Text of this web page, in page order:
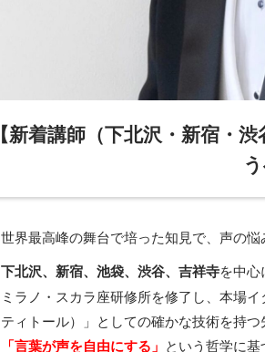
【新着講師（下北沢・新宿・
世界最高峰の舞台で培った知見で、声の悩
下北沢、新宿、池袋、渋谷、吉祥寺を中心
ミラノ・スカラ座研修所を修了し、本場
ティトール）」としての確かな技術を持つ
「言葉が声を自由にする」 という哲学に